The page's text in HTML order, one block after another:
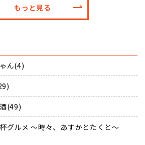
もっと見る
ん(4)
(49)
グルメ ～時々、あすかとたくと～